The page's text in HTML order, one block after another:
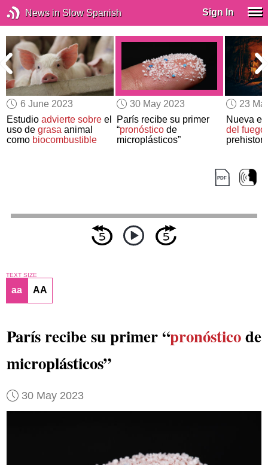
News in Slow Spanish Sign In
6 June 2023
Estudioadvierte sobre el
uso degrasa animal
como biocombustible
30 May 2023
París recibe su primer
“pronósticode
microplásticos”
23
Nueva
del fuego
TEXT SIZE
aa AA
París recibe su primer “pronósticode
microplásticos”
30 May 2023